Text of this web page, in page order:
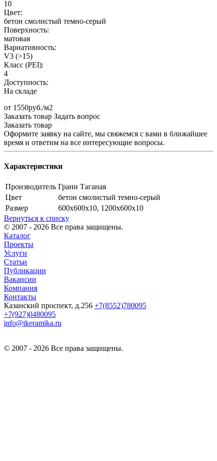
10
Цвет:
бетон смолистый темно-серый
Поверхность:
матовая
Вариативность:
V3 (>15)
Класс (PEI):
4
Доступность:
На складе
от 1550руб./м2
Заказать товар Задать вопрос
Заказать товар
Оформите заявку на сайте, мы свяжемся с вами в ближайшее
время и ответим на все интересующие вопросы.
Характеристики
Производитель Грани Таганая
Цвет
бетон смолистый темно-серый
Размер
600х600х10, 1200х600х10
Вернуться к списку
© 2007 - 2026 Все права защищены.
Каталог
Проекты
Услуги
Статьи
Публикации
Вакансии
Компания
Контакты
Казанский проспект, д.256 +7(8552)780095
+7(927)0480095
info@tkeramika.ru
© 2007 - 2026 Все права защищены.